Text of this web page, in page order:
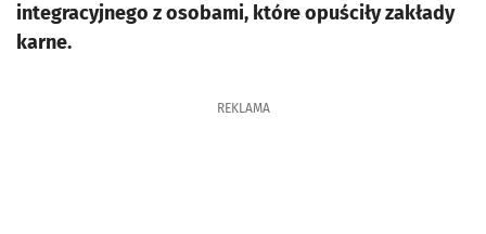
integracyjnego z osobami, które opuściły zakłady
karne.
REKLAMA